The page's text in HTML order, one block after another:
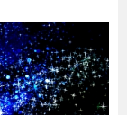
スキル